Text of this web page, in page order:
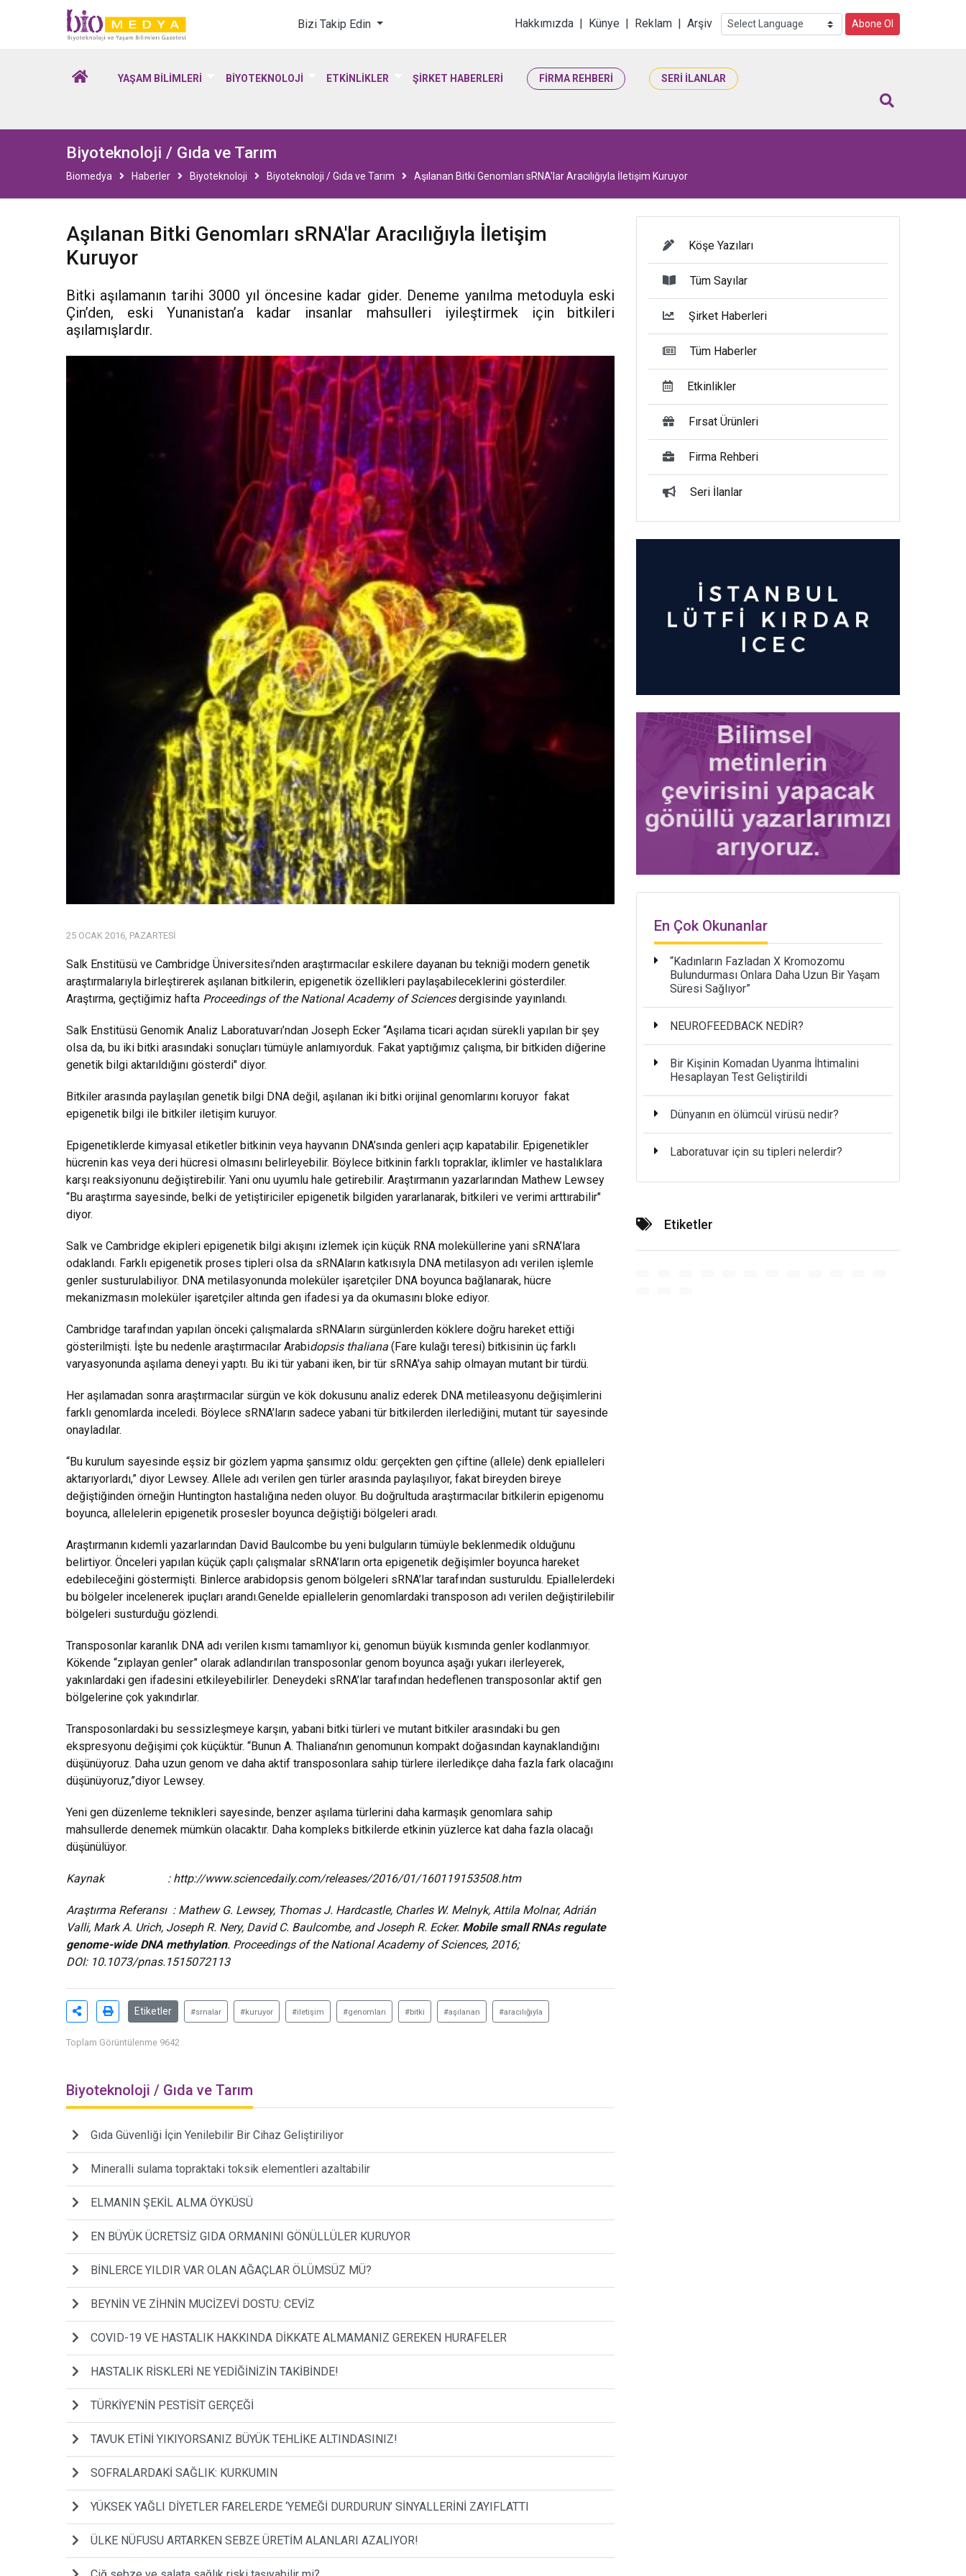
Biomedya - Biyoteknoloji & Yaşam Bilimleri
Bizi Takip Edin Hakkımızda | Künye | Reklam | Arşiv Abone Ol
YAŞAM BİLİMLERİ BİYOTEKNOLOJİ ETKİNLİKLER ŞİRKET HABERLERİ FİRMA REHBERİ SERİ İLANLAR
Biyoteknoloji / Gıda ve Tarım
Biomedya Haberler Biyoteknoloji Biyoteknoloji / Gıda ve Tarım Aşılanan Bitki Genomları sRNA'lar Aracılığıyla İletişim Kuruyor
Aşılanan Bitki Genomları sRNA'lar Aracılığıyla İletişim
Kuruyor
Bitki aşılamanın tarihi 3000 yıl öncesine kadar gider. Deneme yanılma metoduyla eski
Çin’den, eski Yunanistan’a kadar insanlar mahsulleri iyileştirmek için bitkileri
aşılamışlardır.
25 OCAK 2016, PAZARTESI
Salk Enstitüsü ve Cambridge Üniversitesi’nden araştırmacılar eskilere dayanan bu tekniği modern genetik
araştırmalarıyla birleştirerek aşılanan bitkilerin, epigenetik özellikleri paylaşabileceklerini gösterdiler.
Araştırma, geçtiğimiz hafta Proceedings of the National Academy of Sciencesdergisinde yayınlandı.
Salk Enstitüsü Genomik Analiz Laboratuvarı’ndan Joseph Ecker “Aşılama ticari açıdan sürekli yapılan bir şey
olsa da, bu iki bitki arasındaki sonuçları tümüyle anlamıyorduk. Fakat yaptığımız çalışma, bir bitkiden diğerine
genetik bilgi aktarıldığını gösterdi" diyor.
Bitkiler arasında paylaşılan genetik bilgi DNA değil, aşılanan iki bitki orijinal genomlarını koruyor fakat
epigenetik bilgi ile bitkiler iletişim kuruyor.
Epigenetiklerde kimyasal etiketler bitkinin veya hayvanın DNA’sında genleri açıp kapatabilir. Epigenetikler
hücrenin kas veya deri hücresi olmasını belirleyebilir. Böylece bitkinin farklı topraklar, iklimler ve hastalıklara
karşı reaksiyonunu değiştirebilir. Yani onu uyumlu hale getirebilir. Araştırmanın yazarlarından Mathew Lewsey
“Bu araştırma sayesinde, belki de yetiştiriciler epigenetik bilgiden yararlanarak, bitkileri ve verimi arttırabilir"
diyor.
Salk ve Cambridge ekipleri epigenetik bilgi akışını izlemek için küçük RNA moleküllerine yani sRNA’lara
odaklandı. Farklı epigenetik proses tipleri olsa da sRNAların katkısıyla DNA metilasyon adı verilen işlemle
genler susturulabiliyor. DNA metilasyonunda moleküler işaretçiler DNA boyunca bağlanarak, hücre
mekanizmasın moleküler işaretçiler altında gen ifadesi ya da okumasını bloke ediyor.
Cambridge tarafından yapılan önceki çalışmalarda sRNAların sürgünlerden köklere doğru hareket ettiği
gösterilmişti. İşte bu nedenle araştırmacılar Arabidopsis thaliana (Fare kulağı teresi) bitkisinin üç farklı
varyasyonunda aşılama deneyi yaptı. Bu iki tür yabani iken, bir tür sRNA’ya sahip olmayan mutant bir türdü.
Her aşılamadan sonra araştırmacılar sürgün ve kök dokusunu analiz ederek DNA metileasyonu değişimlerini
farklı genomlarda inceledi. Böylece sRNA’ların sadece yabani tür bitkilerden ilerlediğini, mutant tür sayesinde
onayladılar.
“Bu kurulum sayesinde eşsiz bir gözlem yapma şansımız oldu: gerçekten gen çiftine (allele) denk epialleleri
aktarıyorlardı,” diyor Lewsey. Allele adı verilen gen türler arasında paylaşılıyor, fakat bireyden bireye
değiştiğinden örneğin Huntington hastalığına neden oluyor. Bu doğrultuda araştırmacılar bitkilerin epigenomu
boyunca, allelelerin epigenetik prosesler boyunca değiştiği bölgeleri aradı.
Araştırmanın kıdemli yazarlarından David Baulcombe bu yeni bulguların tümüyle beklenmedik olduğunu
belirtiyor. Önceleri yapılan küçük çaplı çalışmalar sRNA’ların orta epigenetik değişimler boyunca hareket
edebileceğini göstermişti. Binlerce arabidopsis genom bölgeleri sRNA’lar tarafından susturuldu. Epiallelerdeki
bu bölgeler incelenerek ipuçları arandı.Genelde epiallelerin genomlardaki transposon adı verilen değiştirilebilir
bölgeleri susturduğu gözlendi.
Transposonlar karanlık DNA adı verilen kısmı tamamlıyor ki, genomun büyük kısmında genler kodlanmıyor.
Kökende “zıplayan genler” olarak adlandırılan transposonlar genom boyunca aşağı yukarı ilerleyerek,
yakınlardaki gen ifadesini etkileyebilirler. Deneydeki sRNA’lar tarafından hedeflenen transposonlar aktif gen
bölgelerine çok yakındırlar.
Transposonlardaki bu sessizleşmeye karşın, yabani bitki türleri ve mutant bitkiler arasındaki bu gen
ekspresyonu değişimi çok küçüktür. “Bunun A. Thaliana’nın genomunun kompakt doğasından kaynaklandığını
düşünüyoruz. Daha uzun genom ve daha aktif transposonlara sahip türlere ilerledikçe daha fazla fark olacağını
düşünüyoruz,”diyor Lewsey.
Yeni gen düzenleme teknikleri sayesinde, benzer aşılama türlerini daha karmaşık genomlara sahip
mahsullerde denemek mümkün olacaktır. Daha kompleks bitkilerde etkinin yüzlerce kat daha fazla olacağı
düşünülüyor.
Kaynak : http://www.sciencedaily.com/releases/2016/01/160119153508.htm
Araştırma Referansı : Mathew G. Lewsey, Thomas J. Hardcastle, Charles W. Melnyk, Attila Molnar, Adrián
Valli, Mark A. Urich, Joseph R. Nery, David C. Baulcombe, and Joseph R. Ecker. Mobile small RNAs regulate
genome-wide DNA methylation. Proceedings of the National Academy of Sciences, 2016;
DOI: 10.1073/pnas.1515072113
Etiketler #srnalar #kuruyor #iletişim #genomları #bitki #aşılanan #aracılığıyla
Toplam Görüntülenme 9642
Biyoteknoloji / Gıda ve Tarım
Gıda Güvenliği İçin Yenilebilir Bir Cihaz Geliştiriliyor
Mineralli sulama topraktaki toksik elementleri azaltabilir
ELMANIN ŞEKİL ALMA ÖYKÜSÜ
EN BÜYÜK ÜCRETSİZ GIDA ORMANINI GÖNÜLLÜLER KURUYOR
BİNLERCE YILDIR VAR OLAN AĞAÇLAR ÖLÜMSÜZ MÜ?
BEYNİN VE ZİHNİN MUCİZEVİ DOSTU: CEVİZ
COVID-19 VE HASTALIK HAKKINDA DİKKATE ALMAMANIZ GEREKEN HURAFELER
HASTALIK RİSKLERİ NE YEDİĞİNİZİN TAKİBİNDE!
TÜRKİYE’NİN PESTİSİT GERÇEĞİ
TAVUK ETİNİ YIKIYORSANIZ BÜYÜK TEHLİKE ALTINDASINIZ!
SOFRALARDAKİ SAĞLIK: KURKUMIN
YÜKSEK YAĞLI DİYETLER FARELERDE ‘YEMEĞİ DURDURUN’ SİNYALLERİNİ ZAYIFLATTI
ÜLKE NÜFUSU ARTARKEN SEBZE ÜRETİM ALANLARI AZALIYOR!
Köşe Yazıları
Tüm Sayılar
Şirket Haberleri
Tüm Haberler
Etkinlikler
Fırsat Ürünleri
Firma Rehberi
Seri İlanlar
En Çok Okunanlar
“Kadınların Fazladan X Kromozomu
Bulundurması Onlara Daha Uzun Bir Yaşam
Süresi Sağlıyor”
NEUROFEEDBACK NEDİR?
Bir Kişinin Komadan Uyanma İhtimalini
Hesaplayan Test Geliştirildi
Dünyanın en ölümcül virüsü nedir?
Laboratuvar için su tipleri nelerdir?
Etiketler